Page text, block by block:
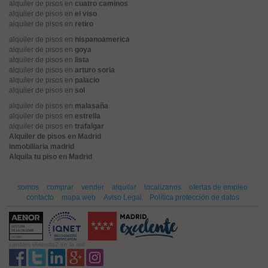
alquiler de pisos en cuatro caminos
alquiler de pisos en el viso
alquiler de pisos en retiro
alquiler de pisos en hispanoamerica
alquiler de pisos en goya
alquiler de pisos en lista
alquiler de pisos en arturo soria
alquiler de pisos en palacio
alquiler de pisos en sol
alquiler de pisos en malasaña
alquiler de pisos en estrella
alquiler de pisos en trafalgar
Alquiler de pisos en Madrid
inmobiliaria madrid
Alquila tu piso en Madrid
somos comprar vender alquilar localízanos
ofertas de empleo
contacto
mapa web Aviso Legal Política protección de datos
canales vivienda2 en la red